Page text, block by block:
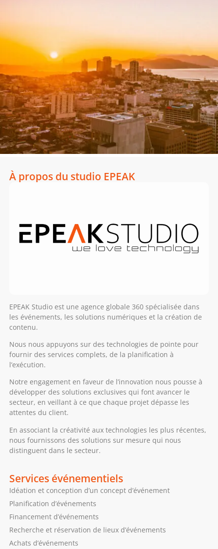
À propos du studio EPEAK
EPEAK Studio est une agence globale 360 spécialisée dans
les événements, les solutions numériques et la création de
contenu.
Nous nous appuyons sur des technologies de pointe pour
fournir des services complets, de la planification à
l’exécution.
Notre engagement en faveur de l’innovation nous pousse à
développer des solutions exclusives qui font avancer le
secteur, en veillant à ce que chaque projet dépasse les
attentes du client.
En associant la créativité aux technologies les plus récentes,
nous fournissons des solutions sur mesure qui nous
distinguent dans le secteur.
Services événementiels
Idéation et conception d’un concept d’événement
Planification d’événements
Financement d’événements
Recherche et réservation de lieux d’événements
Achats d’événements